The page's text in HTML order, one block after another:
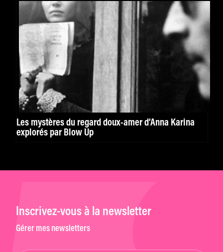
Les mystères du regard doux-amer d’Anna Karina
explorés par Blow Up
Inscrivez-vous à la newsletter
Gérer mes newsletters